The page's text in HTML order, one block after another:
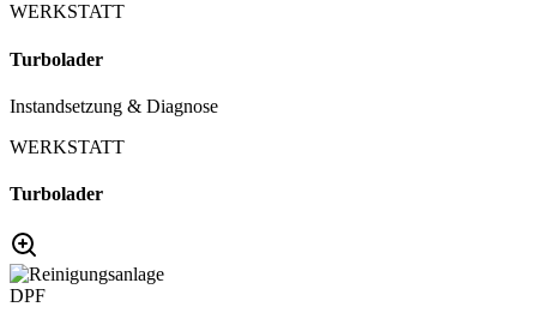
WERKSTATT
Turbolader
Instandsetzung & Diagnose
WERKSTATT
Turbolader
DPF